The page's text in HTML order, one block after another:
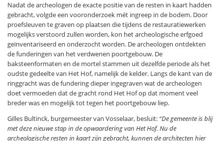
Nadat de archeologen de exacte positie van de resten in kaart hadden
gebracht, volgde een vooronderzoek mét ingreep in de bodem. Door
proefsleuven te graven op plaatsen die tijdens de restauratiewerken
mogelijks verstoord zullen worden, kon het archeologische erfgoed
geïnventariseerd en onderzocht worden. De archeologen ontdekten
de funderingen van het verdwenen poortgebouw. De
baksteenformaten en de mortel stammen uit dezelfde periode als het
oudste gedeelte van Het Hof, namelijk de kelder. Langs de kant van de
ringgracht was de fundering dieper ingegraven wat de archeologen
doet vermoeden dat de gracht rond Het Hof op dat moment veel
breder was en mogelijk tot tegen het poortgebouw liep.
Gilles Bultinck, burgemeester van Vosselaar, besluit: “De gemeente is blij
met deze nieuwe stap in de opwaardering van Het Hof. Nu de
archeologische resten in kaart zijn gebracht, kunnen de architecten hier